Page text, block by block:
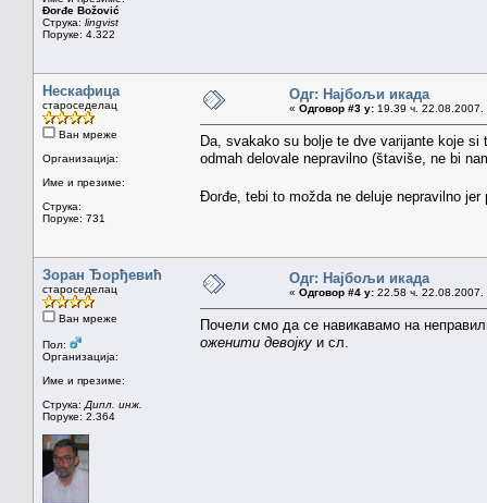
Đorđe Božović
Струка: lingvist
Поруке: 4.322
Нескафица
староседелац
Ван мреже
Организација:
Име и презиме:
Струка:
Поруке: 731
Одг: Најбољи икада
« Одговор #3 у: 19.39 ч. 22.08.2007.
Da, svakako su bolje te dve varijante koje
odmah delovale nepravilno (štaviše, ne bi
Đorđe, tebi to možda ne deluje nepravilno
Зоран Ђорђевић
староседелац
Ван мреже
Пол:
Организација:
Име и презиме:
Струка: Дипл. инж.
Поруке: 2.364
Одг: Најбољи икада
« Одговор #4 у: 22.58 ч. 22.08.2007.
Почели смо да се навикавамо на
оженити девојку и сл.